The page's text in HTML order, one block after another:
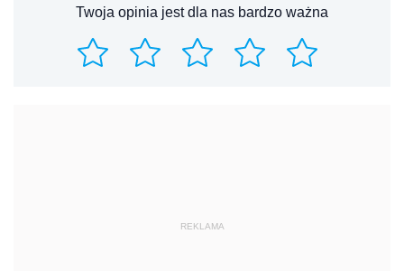
Twoja opinia jest dla nas bardzo ważna
REKLAMA